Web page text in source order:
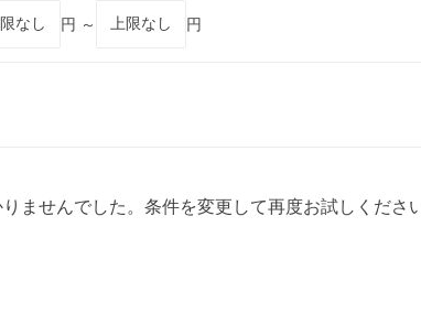
円 ～ 円
ませんでした。条件を変更して再度お試しください